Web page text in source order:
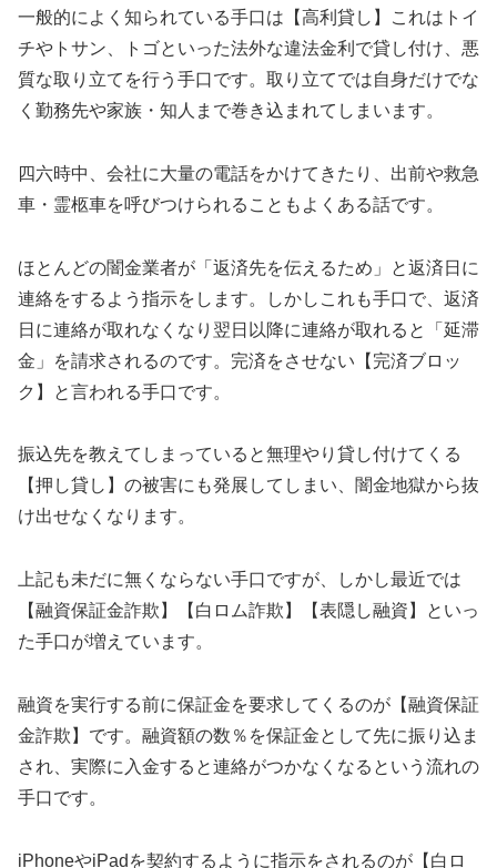
一般的によく知られている手口は【高利貸し】これはトイ
チやトサン、トゴといった法外な違法金利で貸し付け、悪
質な取り立てを行う手口です。取り立てでは自身だけでな
く勤務先や家族・知人まで巻き込まれてしまいます。
四六時中、会社に大量の電話をかけてきたり、出前や救急
車・霊柩車を呼びつけられることもよくある話です。
ほとんどの闇金業者が「返済先を伝えるため」と返済日に
連絡をするよう指示をします。しかしこれも手口で、返済
日に連絡が取れなくなり翌日以降に連絡が取れると「延滞
金」を請求されるのです。完済をさせない【完済ブロッ
ク】と言われる手口です。
振込先を教えてしまっていると無理やり貸し付けてくる
【押し貸し】の被害にも発展してしまい、闇金地獄から抜
け出せなくなります。
上記も未だに無くならない手口ですが、しかし最近では
【融資保証金詐欺】【白ロム詐欺】【表隠し融資】といっ
た手口が増えています。
融資を実行する前に保証金を要求してくるのが【融資保証
金詐欺】です。融資額の数％を保証金として先に振り込ま
され、実際に入金すると連絡がつかなくなるという流れの
手口です。
iPhoneやiPadを契約するように指示をされるのが【白ロ